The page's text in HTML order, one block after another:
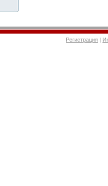
Регистрация |